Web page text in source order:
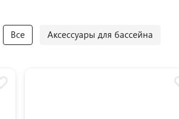
Все Аксессуары для бассейна